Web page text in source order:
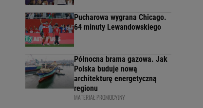
Pucharowa wygrana Chicago.
64 minuty Lewandowskiego
Północna brama gazowa. Jak
Polska buduje nową
architekturę energetyczną
regionu
MATERIAŁ PROMOCYJNY